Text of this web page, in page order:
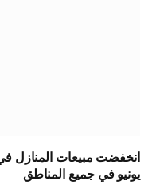
يونيو في جميع المناطق